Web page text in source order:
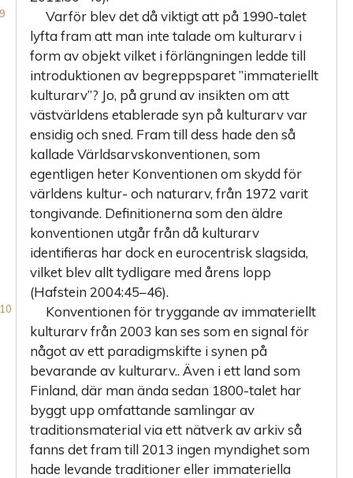
Varför blev det då viktigt att på 1990-talet
lyfta fram att man inte talade om kulturarv i
form av objekt vilket i förlängningen ledde till
introduktionen av begreppsparet ”immateriellt
kulturarv”? Jo, på grund av insikten om att
västvärldens etablerade syn på kulturarv var
ensidig och sned. Fram till dess hade den så
kallade Världsarvskonventionen, som
egentligen heter Konventionen om skydd för
världens kultur- och naturarv, från 1972 varit
tongivande. Definitionerna som den äldre
konventionen utgår från då kulturarv
identifieras har dock en eurocentrisk slagsida,
vilket blev allt tydligare med årens lopp
(Hafstein 2004:45–46).
Konventionen för tryggande av immateriellt
kulturarv från 2003 kan ses som en signal för
något av ett paradigmskifte i synen på
bevarande av kulturarv.. Även i ett land som
Finland, där man ända sedan 1800-talet har
byggt upp omfattande samlingar av
traditionsmaterial via ett nätverk av arkiv så
fanns det fram till 2013 ingen myndighet som
hade levande traditioner eller immateriella